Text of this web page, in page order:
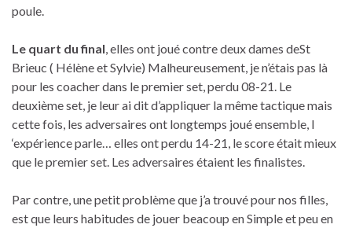
poule.
Le quart du final, elles ont joué contre deux dames deSt
Brieuc ( Hélène et Sylvie) Malheureusement, je n’étais pas là
pour les coacher dans le premier set, perdu 08-21. Le
deuxième set, je leur ai dit d’appliquer la même tactique mais
cette fois, les adversaires ont longtemps joué ensemble, l
‘expérience parle… elles ont perdu 14-21, le score était mieux
que le premier set. Les adversaires étaient les finalistes.
Par contre, une petit problème que j’a trouvé pour nos filles,
est que leurs habitudes de jouer beacoup en Simple et peu en